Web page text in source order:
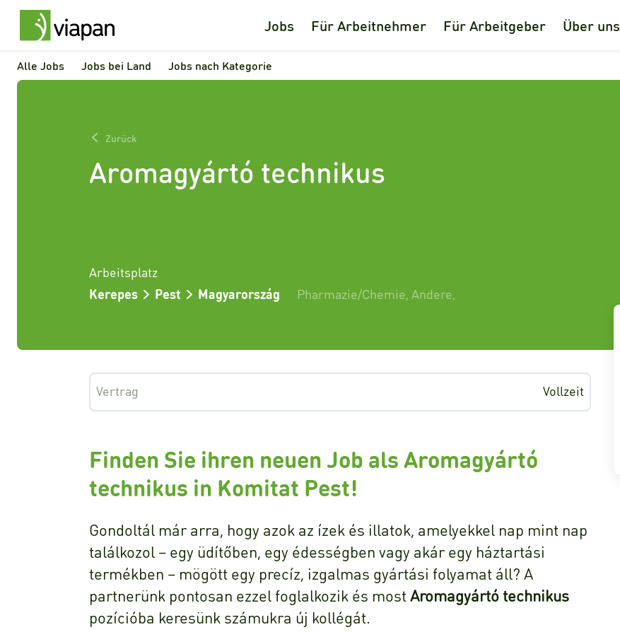
Jobs Für Arbeitnehmer Für Arbeitgeber Über uns
Alle Jobs Jobs bei Land Jobs nach Kategorie
Zurück
Aromagyártó technikus
Arbeitsplatz
Kerepes
Pest Magyarország Pharmazie/Chemie, Andere,
Vertrag Vollzeit
Finden Sie ihren neuen Job als Aromagyártó
technikus in Komitat Pest!
Gondoltál már arra, hogy azok az ízek és illatok, amelyekkel nap mint nap
találkozol – egy üdítőben, egy édességben vagy akár egy háztartási
termékben – mögött egy precíz, izgalmas gyártási folyamat áll? A
partnerünk pontosan ezzel foglalkozik és mostAromagyártó technikus
pozícióba keresünk számukra új kollégát.